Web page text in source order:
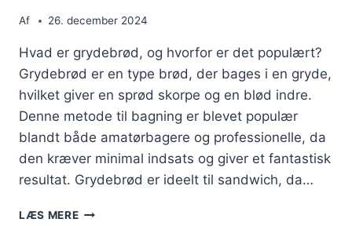
Af 26. december 2024
Hvad er grydebrød, og hvorfor er det populært?
Grydebrød er en type brød, der bages i en gryde,
hvilket giver en sprød skorpe og en blød indre.
Denne metode til bagning er blevet populær
blandt både amatørbagere og professionelle, da
den kræver minimal indsats og giver et fantastisk
resultat. Grydebrød er ideelt til sandwich, da…
LÆS MEREGRYDEBRØD